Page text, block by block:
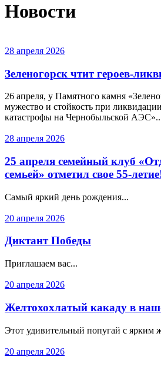
Новости
28 апреля 2026
Зеленогорск чтит героев-
26 апреля, у Памятного камня
мужество и стойкость при
катастрофы на Чернобыльской
28 апреля 2026
25 апреля семейный клуб
семьей» отметил свое 55-
Самый яркий день рождения...
20 апреля 2026
Диктант Победы
Приглашаем вас...
20 апреля 2026
Желтохохлатый какаду в
Этот удивительный попугай с ярким
20 апреля 2026